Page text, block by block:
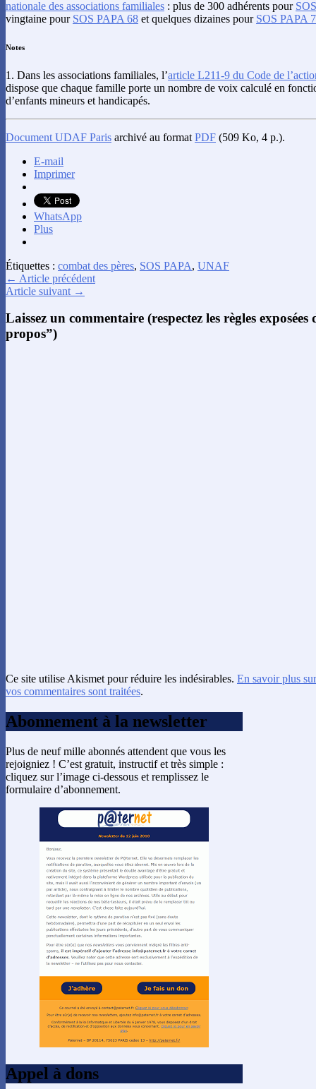
nationale des associations familiales : plus de 300 adhérents pour
vingtaine pour SOS PAPA 68 et quelques dizaines pour SOS PAPA
Notes
1. Dans les associations familiales, l’article L211-9 du Code de
dispose que chaque famille porte un nombre de voix calculé en
d’enfants mineurs et handicapés.
Document UDAF Paris archivé au format PDF (509 Ko, 4 p.).
E-mail
Imprimer
WhatsApp
Plus
Étiquettes : combat des pères, SOS PAPA, UNAF
← Article précédent
Article suivant →
Laissez un commentaire (respectez les règles
propos”)
Ce site utilise Akismet pour réduire les indésirables. En savoir plus
vos commentaires sont traitées.
Abonnement à la newsletter
Plus de neuf mille abonnés attendent que vous les
rejoigniez ! C’est gratuit, instructif et très simple :
cliquez sur l’image ci-dessous et remplissez le
formulaire d’abonnement.
Appel à dons